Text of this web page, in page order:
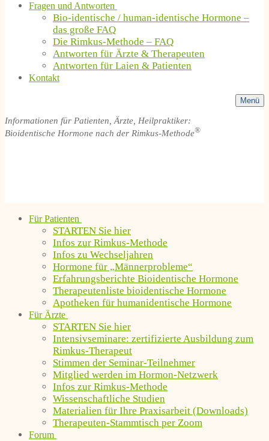
Fragen und Antworten
Bio-identische / human-identische Hormone –
das große FAQ
Die Rimkus-Methode – FAQ
Antworten für Ärzte & Therapeuten
Antworten für Laien & Patienten
Kontakt
Menü
Informationen für Patienten, Ärzte, Heilpraktiker:
Bioidentische Hormone nach der Rimkus-Methode®
Für Patienten
STARTEN Sie hier
Infos zur Rimkus-Methode
Infos zu Wechseljahren
Hormone für „Männerprobleme“
Erfahrungsberichte Bioidentische Hormone
Therapeutenliste bioidentische Hormone
Apotheken für humanidentische Hormone
Für Ärzte
STARTEN Sie hier
Intensivseminare: zertifizierte Ausbildung zum
Rimkus-Therapeut
Stimmen der Seminar-Teilnehmer
Mitglied werden im Hormon-Netzwerk
Infos zur Rimkus-Methode
Wissenschaftliche Studien
Materialien für Ihre Praxisarbeit (Downloads)
Therapeuten-Stammtisch per Zoom
Forum